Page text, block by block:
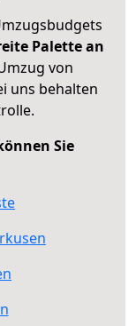
Palette an
von
uns behalten
Sie